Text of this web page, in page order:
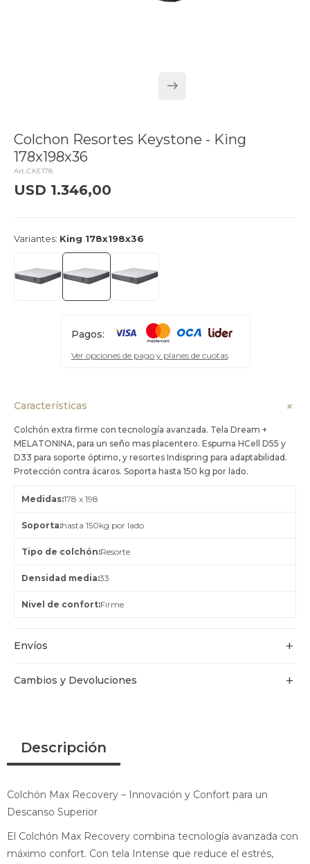
Colchon Resortes Keystone - King
178x198x36
CKE178
USD 1.346,00
Variantes: King 178x198x36
Pagos:
Ver opciones de pago y planes de cuotas
Características
Colchón extra firme con tecnología avanzada. Tela Dream +
MELATONINA, para un seño mas placentero. Espuma HCell D55 y
D33 para soporte óptimo, y resortes Indispring para adaptabilidad.
Protección contra ácaros. Soporta hasta 150 kg por lado.
Medidas 178 x 198
Soporta hasta 150kg por lado
Tipo de colchón Resorte
Densidad media 33
Nivel de confort Firme
Envíos
Cambios y Devoluciones
Descripción
Colchón Max Recovery – Innovación y Confort para un
Descanso Superior
El Colchón Max Recovery combina tecnología avanzada con
máximo confort. Con tela Intense que reduce el estrés,